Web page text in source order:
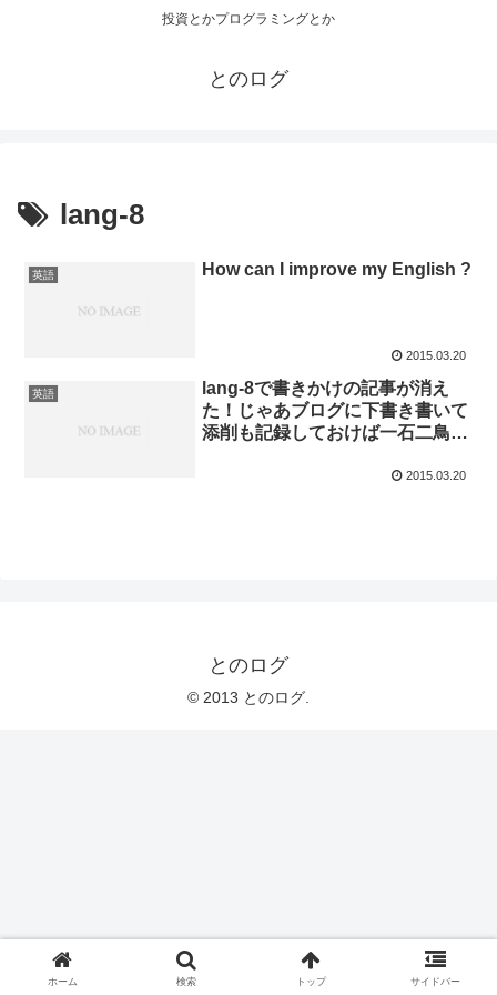
投資とかプログラミングとか
とのログ
lang-8
英語 How can I improve my English ?
2015.03.20
英語
lang-8で書きかけの記事が消え
た！じゃあブログに下書き書いて
添削も記録しておけば一石二鳥な
2015.03.20
とのログ
© 2013 とのログ.
ホーム 検索 トップ サイドバー